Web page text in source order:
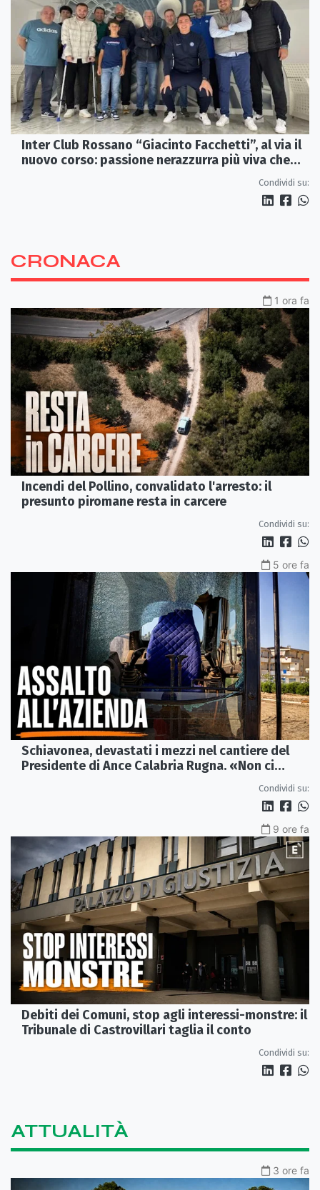
Inter Club Rossano “Giacinto Facchetti”, al via il
nuovo corso: passione nerazzurra più viva che
Condividi su:
CRONACA
1 ora fa
Incendi del Pollino, convalidato l'arresto: il
presunto piromane resta in carcere
Condividi su:
5 ore fa
Schiavonea, devastati i mezzi nel cantiere del
Presidente di Ance Calabria Rugna. «Non ci
Condividi su:
9 ore fa
Debiti dei Comuni, stop agli interessi-monstre: il
Tribunale di Castrovillari taglia il conto
Condividi su:
ATTUALITÀ
3 ore fa